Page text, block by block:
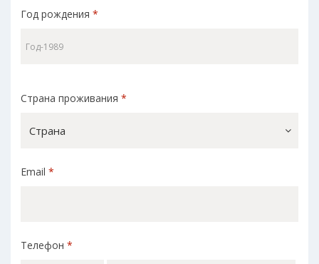
Год рождения *
Страна проживания *
Страна
Email *
Телефон *